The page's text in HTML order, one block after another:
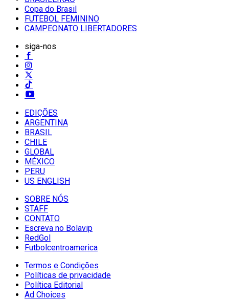
Copa do Brasil
FUTEBOL FEMININO
CAMPEONATO LIBERTADORES
siga-nos
EDIÇÕES
ARGENTINA
BRASIL
CHILE
GLOBAL
MÉXICO
PERU
US ENGLISH
SOBRE NÓS
STAFF
CONTATO
Escreva no Bolavip
RedGol
Futbolcentroamerica
Termos e Condições
Políticas de privacidade
Política Editorial
Ad Choices